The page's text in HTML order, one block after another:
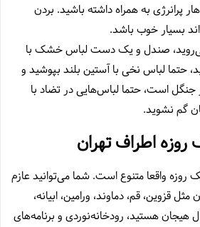
پرانرژی به همراه داشته باشید. بردن
بسیار خوب باشد.
صندل و یک دست لباس خشک با
حتما لباس نخی با آستین بلند بپوشید و
جنگل است، حتما لباس‌هایی در تضاد با
گم نشوید.
روزه اطراف تهران
روزه واقعا متنوع است. شما می‌توانید عازم
قزوین، قم،‌ دماوند،‌ ورامین، ابیانه،
هیجان هستید،‌ رودخانه‌نوردی و برنامه‌های